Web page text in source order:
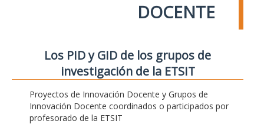
DOCENTE
Los PID y GID de los grupos de
investigación de la ETSIT
Proyectos de Innovación Docente y Grupos de
Innovación Docente coordinados o participados por
profesorado de la ETSIT